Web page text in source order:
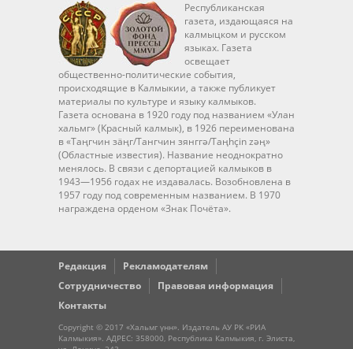
Республиканская
газета, издающаяся на
калмыцком и русском
языках. Газета
освещает
общественно-политические события,
происходящие в Калмыкии, а также публикует
материалы по культуре и языку калмыков.
Газета основана в 1920 году под названием «Улан
хальмг» (Красный калмык), в 1926 переименована
в «Таңгчин зäңг/Тангчин зянггә/Taңhçin zәң»
(Областные известия). Название неоднократно
менялось. В связи с депортацией калмыков в
1943—1956 годах не издавалась. Возобновлена в
1957 году под современным названием. В 1970
награждена орденом «Знак Почёта».
Редакция
Рекламодателям
Сотрудничество
Правовая информация
Контакты
Copyright © 2017 «Хальмг үнн». Издатель АУ РК «РИА
Калмыкия». АДРЕС: 358000, Республика Калмыкия, г. Элиста,